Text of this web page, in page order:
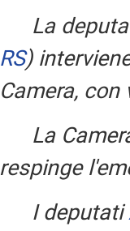
La
RS)
Camera,
La
respinge
I deputati